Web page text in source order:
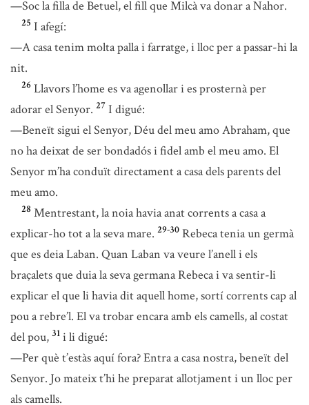
—Soc la filla de Betuel, el fill que Milcà va donar a Nahor.
25 I afegí:
—A casa tenim molta palla i farratge, i lloc per a passar-hi la
nit.
26 Llavors l’home es va agenollar i es prosternà per
adorar el Senyor. 27 I digué:
—Beneït sigui el Senyor, Déu del meu amo Abraham, que
no ha deixat de ser bondadós i fidel amb el meu amo. El
Senyor m’ha conduït directament a casa dels parents del
meu amo.
28 Mentrestant, la noia havia anat corrents a casa a
explicar-ho tot a la seva mare. 29-30 Rebeca tenia un germà
que es deia Laban. Quan Laban va veure l’anell i els
braçalets que duia la seva germana Rebeca i va sentir-li
explicar el que li havia dit aquell home, sortí corrents cap al
pou a rebre’l. El va trobar encara amb els camells, al costat
del pou, 31 i li digué:
—Per què t’estàs aquí fora? Entra a casa nostra, beneït del
Senyor. Jo mateix t’hi he preparat allotjament i un lloc per
als camells.